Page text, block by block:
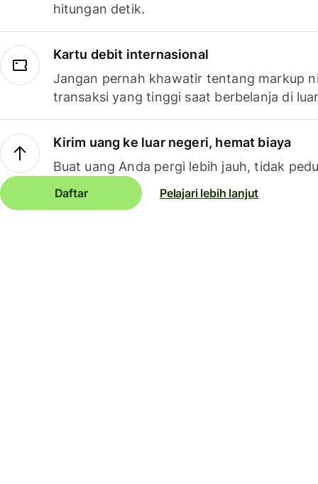
hitungan detik.
Kartu debit internasional
Jangan pernah khawatir tentang markup
transaksi yang tinggi saat berbelanja di
Kirim uang ke luar negeri, hemat biaya
Buat uang Anda pergi lebih jauh, tidak
Daftar Pelajari lebih lanjut